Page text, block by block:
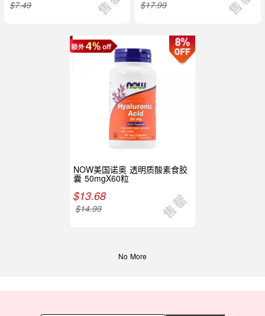
$7.49 $17.99
NOW美国诺奥 透明质酸素食胶
囊 50mgX60粒
$13.68
$14.99
No More